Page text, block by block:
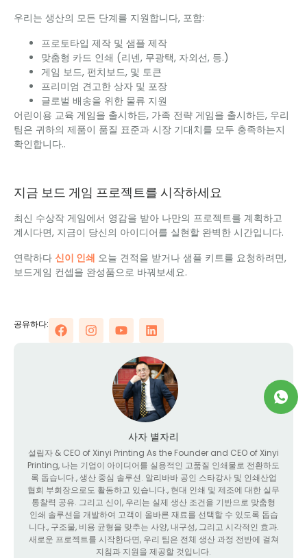
우리는 생산의 모든 단계를 지원합니다, 포함:
프로토타입 제작 및 샘플 제작
맞춤형 카드 인쇄 (리넨, 무광택, 자외선, 등.)
게임 보드, 펀치보드, 및 토큰
프리미엄 견고한 상자 및 포장
글로벌 배송을 위한 물류 지원
어린이용 교육 게임을 출시하든, 가족 전략 게임을 출시하든, 우리
팀은 귀하의 제품이 품질 표준과 시장 기대치를 모두 충족하는지
확인합니다..
지금 보드 게임 프로젝트를 시작하세요
최신 수상작 게임에서 영감을 받아 나만의 프로젝트를 계획하고
계시다면, 지금이 당신의 아이디어를 실현할 완벽한 시간입니다.
연락하다 신이 인쇄 오늘 견적을 받거나 샘플 키트를 요청하려면,
보드게임 컨셉을 완성품으로 바꿔보세요.
공유하다:
사자 별자리
설립자 & CEO of Xinyi Printing As the Founder and CEO of Xinyi
Printing, 나는 기업이 아이디어를 실용적인 고품질 인쇄물로 전환하도
록 돕습니다., 생산 중심 솔루션. 알리바바 공인 스타강사 및 인쇄산업
협회 부회장으로도 활동하고 있습니다., 현대 인쇄 및 제조에 대한 실무
통찰력 공유. 그리고 신이, 우리는 실제 생산 조건을 기반으로 맞춤형
인쇄 솔루션을 개발하여 고객이 올바른 재료를 선택할 수 있도록 돕습
니다., 구조물, 비용 균형을 맞추는 사양, 내구성, 그리고 시각적인 효과.
새로운 프로젝트를 시작한다면, 우리 팀은 전체 생산 과정 전반에 걸쳐
지침과 지원을 제공할 것입니다.